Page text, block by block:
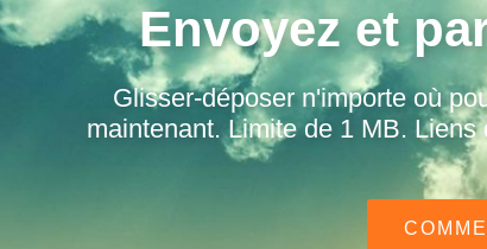
Envoyez et
Glisser-déposer n'importe où
maintenant. Limite de 1 MB.